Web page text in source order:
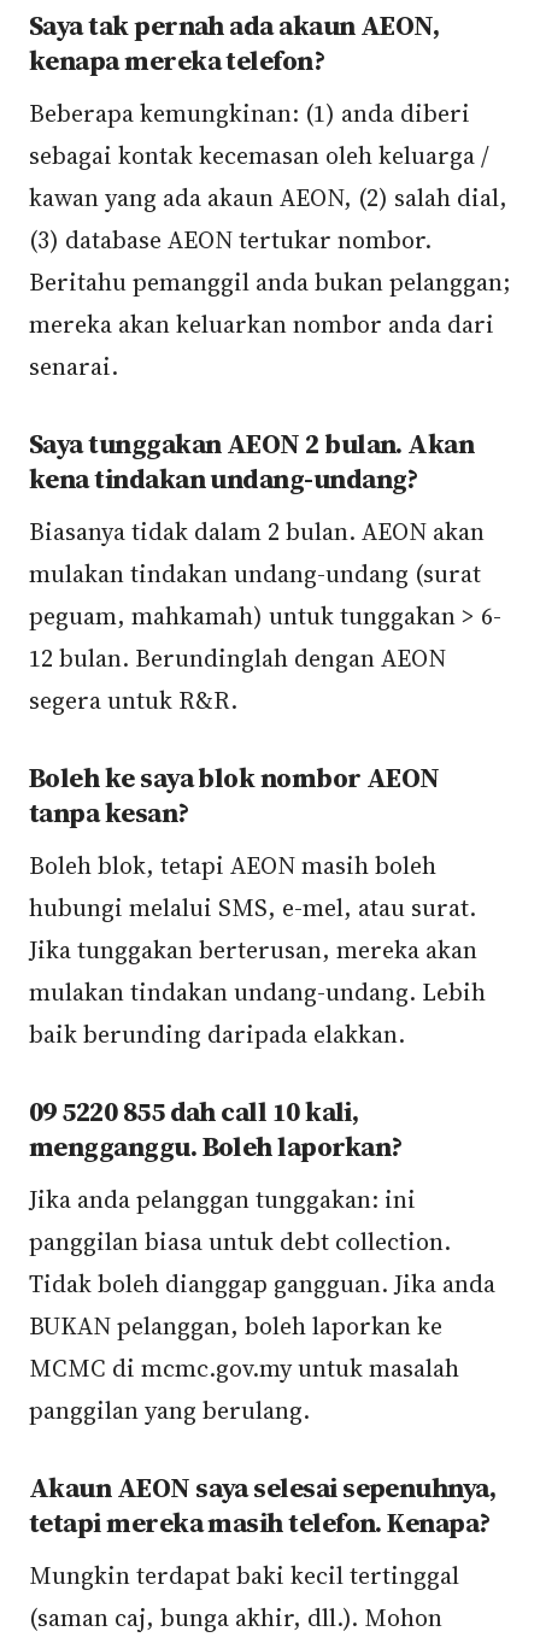
Saya tak pernah ada akaun AEON,
kenapa mereka telefon?
Beberapa kemungkinan: (1) anda diberi
sebagai kontak kecemasan oleh keluarga /
kawan yang ada akaun AEON, (2) salah dial,
(3) database AEON tertukar nombor.
Beritahu pemanggil anda bukan pelanggan;
mereka akan keluarkan nombor anda dari
senarai.
Saya tunggakan AEON 2 bulan. Akan
kena tindakan undang-undang?
Biasanya tidak dalam 2 bulan. AEON akan
mulakan tindakan undang-undang (surat
peguam, mahkamah) untuk tunggakan > 6-
12 bulan. Berundinglah dengan AEON
segera untuk R&R.
Boleh ke saya blok nombor AEON
tanpa kesan?
Boleh blok, tetapi AEON masih boleh
hubungi melalui SMS, e-mel, atau surat.
Jika tunggakan berterusan, mereka akan
mulakan tindakan undang-undang. Lebih
baik berunding daripada elakkan.
09 5220 855 dah call 10 kali,
mengganggu. Boleh laporkan?
Jika anda pelanggan tunggakan: ini
panggilan biasa untuk debt collection.
Tidak boleh dianggap gangguan. Jika anda
BUKAN pelanggan, boleh laporkan ke
MCMC di mcmc.gov.my untuk masalah
panggilan yang berulang.
Akaun AEON saya selesai sepenuhnya,
tetapi mereka masih telefon. Kenapa?
Mungkin terdapat baki kecil tertinggal
(saman caj, bunga akhir, dll.). Mohon